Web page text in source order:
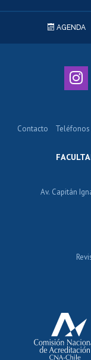
AGENDA
Av. Capitán
Contacto Teléfonos